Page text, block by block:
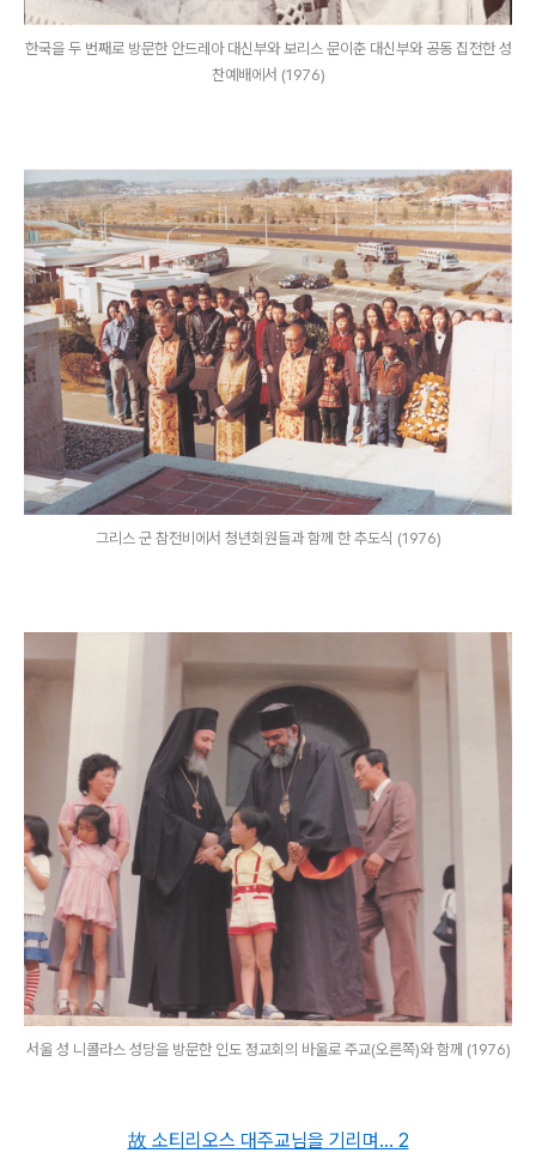
한국을 두 번째로 방문한 안드레아 대신부와 보리스 문이춘 대신부와 공동 집전한 성
찬예배에서 (1976)
그리스 군 참전비에서 청년회원들과 함께 한 추도식 (1976)
서울 성 니콜라스 성당을 방문한 인도 정교회의 바울로 주교(오른쪽)와 함께 (1976)
故 소티리오스 대주교님을 기리며... 2